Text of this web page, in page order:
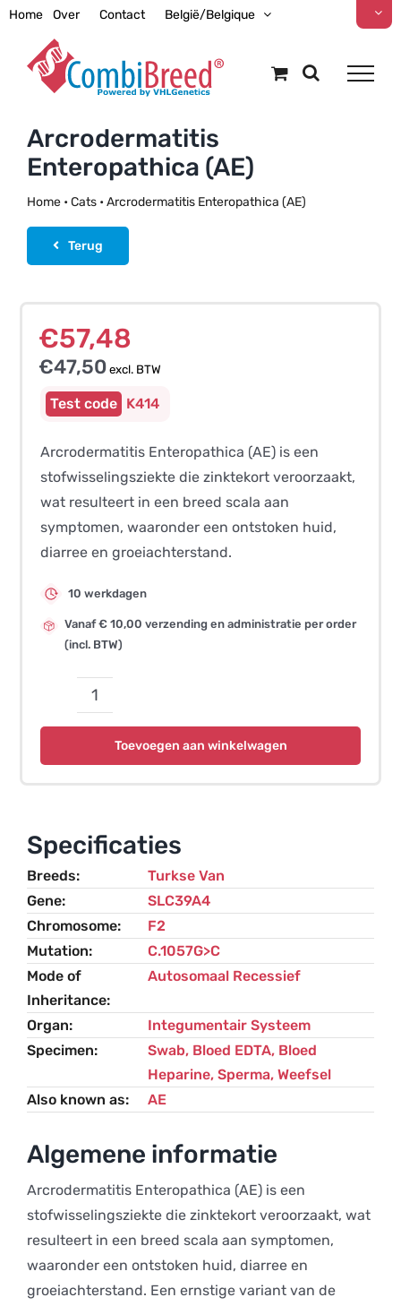
Ga
inhoud
Home Over Contact België/Belgique
Arcrodermatitis
Enteropathica (AE)
Home• Cats• Arcrodermatitis Enteropathica (AE)
Terug
€57,48
€47,50excl. BTW
K414
Arcrodermatitis Enteropathica (AE) is een
stofwisselingsziekte die zinktekort veroorzaakt,
wat resulteert in een breed scala aan
symptomen, waaronder een ontstoken huid,
diarree en groeiachterstand.
10 werkdagen
Vanaf € 10,00 verzending en administratie per order
(incl. BTW)
Arcrodermatitis
Enteropathica
Toevoegen aan winkelwagen
Specificaties
Breeds
Turkse Van
Gene
SLC39A4
Chromosome
F2
Mutation
C.1057G>C
Mode of
Inheritance
Autosomaal Recessief
Organ
Integumentair Systeem
Specimen
Swab, Bloed EDTA, Bloed
Heparine, Sperma, Weefsel
Also known as
AE
Algemene informatie
Arcrodermatitis Enteropathica (AE) is een
stofwisselingsziekte die zinktekort veroorzaakt, wat
resulteert in een breed scala aan symptomen,
waaronder een ontstoken huid, diarree en
groeiachterstand. Een ernstige variant van de